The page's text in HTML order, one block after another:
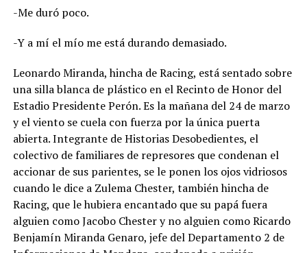
-Me duró poco.
-Y a mí el mío me está durando demasiado.
Leonardo Miranda, hincha de Racing, está sentado sobre
una silla blanca de plástico en el Recinto de Honor del
Estadio Presidente Perón. Es la mañana del 24 de marzo
y el viento se cuela con fuerza por la única puerta
abierta. Integrante de Historias Desobedientes, el
colectivo de familiares de represores que condenan el
accionar de sus parientes, se le ponen los ojos vidriosos
cuando le dice a Zulema Chester, también hincha de
Racing, que le hubiera encantado que su papá fuera
alguien como Jacobo Chester y no alguien como Ricardo
Benjamín Miranda Genaro, jefe del Departamento 2 de